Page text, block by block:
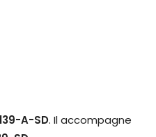
A-SD. Il accompagne